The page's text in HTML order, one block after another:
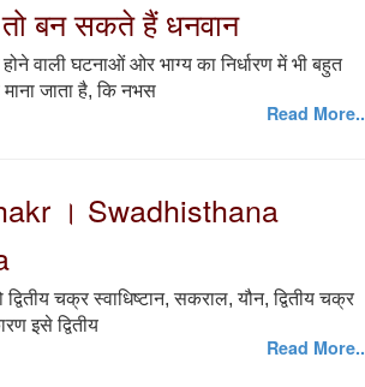
बन सकते हैं धनवान
वाली घटनाओं ओर भाग्य का निर्धारण में भी बहुत
जाता है, कि नभस
Read More..
। Swadhisthana
चक्र स्वाधिष्टान, सकराल, यौन, द्वितीय चक्र
इसे द्वितीय
Read More..